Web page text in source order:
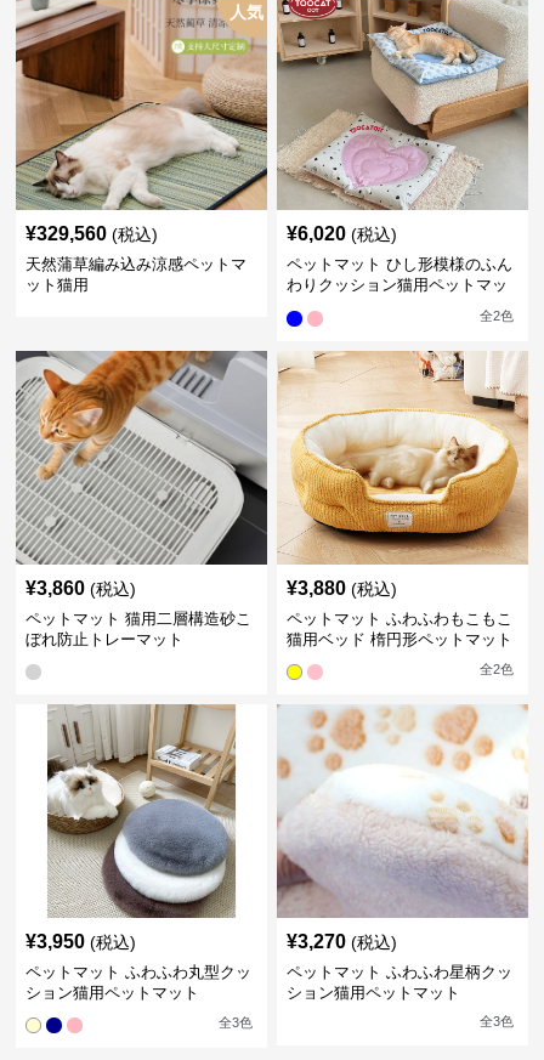
人気
¥329,560 (税込)
天然蒲草編み込み涼感ペットマ
ット猫用
¥6,020 (税込)
ペットマット ひし形模様のふん
わりクッション猫用ペットマッ
全2色
¥3,860 (税込)
ペットマット 猫用二層構造砂こ
ぼれ防止トレーマット
¥3,880 (税込)
ペットマット ふわふわもこもこ
猫用ベッド 楕円形ペットマット
全2色
¥3,950 (税込)
ペットマット ふわふわ丸型クッ
ション猫用ペットマット
全3色
¥3,270 (税込)
ペットマット ふわふわ星柄クッ
ション猫用ペットマット
全3色